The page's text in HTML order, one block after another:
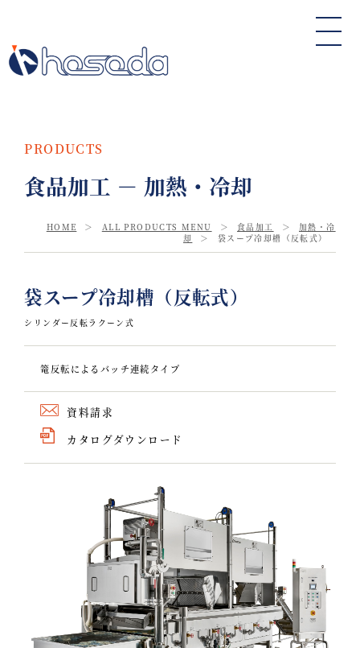
PRODUCTS
食品加工 － 加熱・冷却
HOME ＞ ALL PRODUCTS MENU ＞ 食品加工 ＞
加熱・冷
却
＞ 袋スープ冷却槽（反転式）
袋スープ冷却槽（反転式）
シリンダー反転ラクーン式
篭反転によるバッチ連続タイプ
資料請求
カタログダウンロード